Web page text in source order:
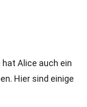
Alice auch ein
Hier sind einige